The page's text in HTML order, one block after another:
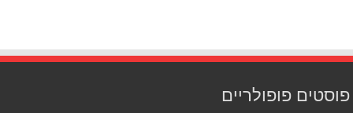
פוסטים פופולריים